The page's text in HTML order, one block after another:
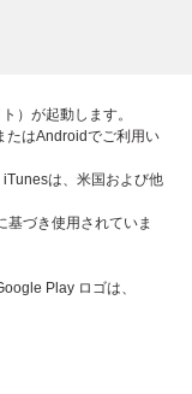
）が起動します。
たはAndroidでご利用い
は、米国および他
基づき使用されていま
Play ロゴは、